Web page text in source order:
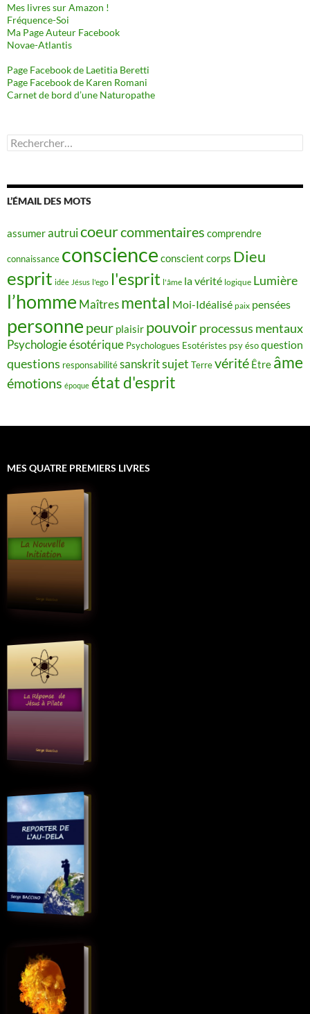
Mes livres sur Amazon !
Fréquence-Soi
Ma Page Auteur Facebook
Novae-Atlantis
Page Facebook de Laetitia Beretti
Page Facebook de Karen Romani
Carnet de bord d’une Naturopathe
Rechercher :
L’ÉMAIL DES MOTS
assumerautruicoeurcommentaires comprendre
connaissance conscience conscient corps Dieu
esprit idée Jésus l'ego l'esprit l'âme la vérité logique Lumière
l’homme Maîtres mental Moi-Idéalisé paix pensées
personne peur plaisir pouvoirprocessus mentaux
Psychologie ésotérique Psychologues Esotéristes psy ésoquestion
questions responsabilitésanskritsujet Terrevérité Être âme
émotions époque état d'esprit
MES QUATRE PREMIERS LIVRES